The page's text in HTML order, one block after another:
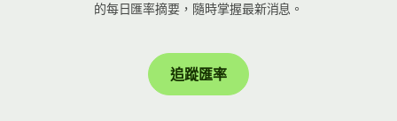
的每日匯率摘要，隨時掌握最新消息。
追蹤匯率